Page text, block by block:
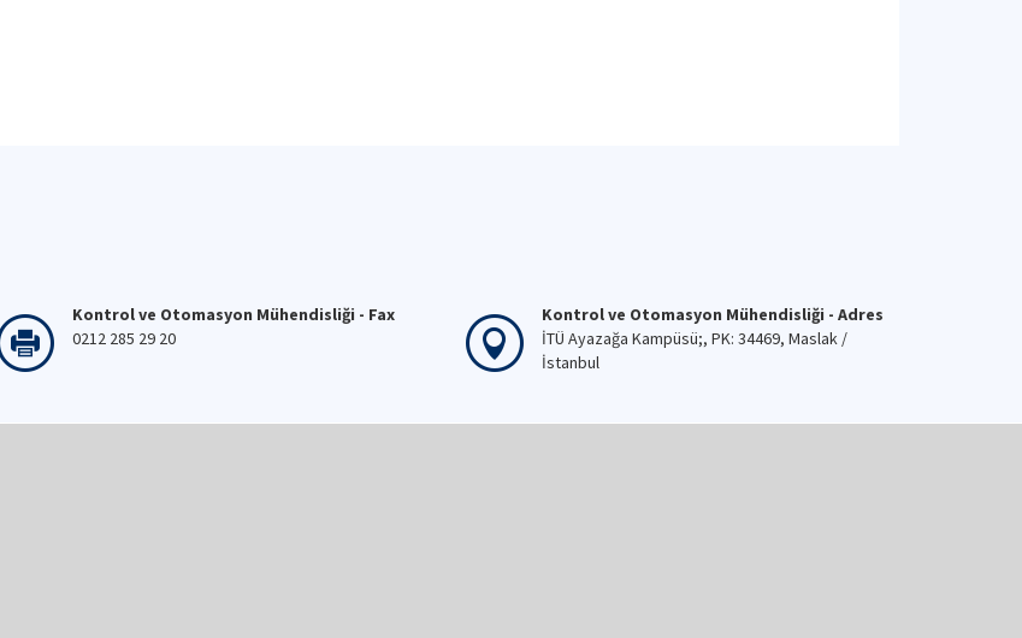
Kontrol ve Otomasyon Mühendisliği - Fax
0212 285 29 20
Kontrol ve Otomasyon Mühendisliği - Adres
İTÜ Ayazağa Kampüsü;, PK: 34469, Maslak /
İstanbul